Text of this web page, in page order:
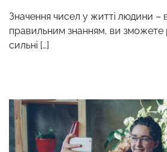
Значення чисел у житті людини –
правильним знанням, ви зможете
сильні […]